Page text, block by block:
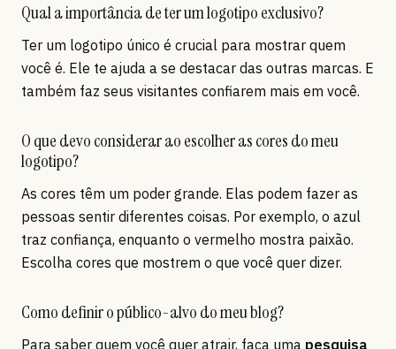
Qual a importância de ter um logotipo exclusivo?
Ter um logotipo único é crucial para mostrar quem
você é. Ele te ajuda a se destacar das outras marcas. E
também faz seus visitantes confiarem mais em você.
O que devo considerar ao escolher as cores do meu
logotipo?
As cores têm um poder grande. Elas podem fazer as
pessoas sentir diferentes coisas. Por exemplo, o azul
traz confiança, enquanto o vermelho mostra paixão.
Escolha cores que mostrem o que você quer dizer.
Como definir o público-alvo do meu blog?
Para saber quem você quer atrair, faça uma pesquisa